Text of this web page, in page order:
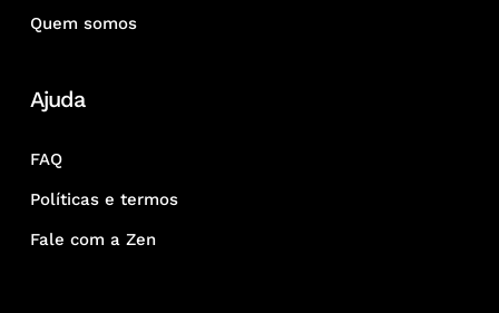
Quem somos
Ajuda
FAQ
Políticas e termos
Fale com a Zen